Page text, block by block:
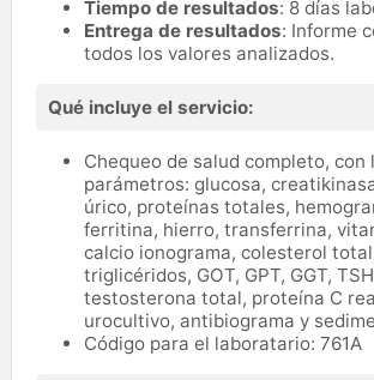
Tiempo de resultados: 8 días
Entrega de resultados: Informe
todos los valores analizados.
Qué incluye el servicio:
Chequeo de salud completo, con
parámetros: glucosa,
úrico, proteínas totales,
ferritina, hierro, transferrina,
calcio ionograma, colesterol
triglicéridos, GOT, GPT, GGT,
testosterona total, proteína C
urocultivo, antibiograma y
Código para el laboratario: 761A